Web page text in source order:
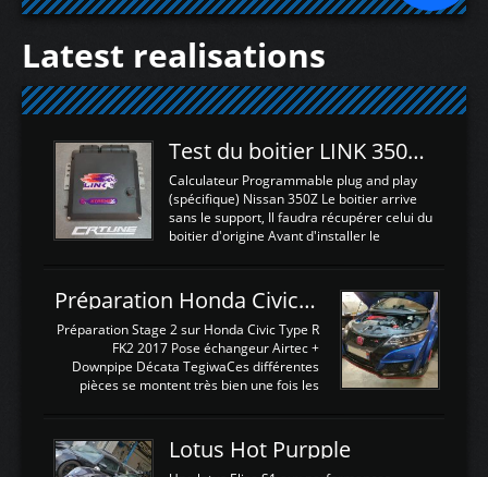
Latest realisations
Test du boitier LINK 350Z Plugin ECU
Calculateur Programmable plug and play
(spécifique) Nissan 350Z Le boitier arrive
sans le support, Il faudra récupérer celui du
boitier d'origine Avant d'installer le
d'envoyer l'information de la large bande
dans le boitier. sydney sweeney deepfake
La sortie 0-5V de l'afr sera connectée sur
l'entrée AN Volt 8 et GndAN pour
Analogique, et Volt car l'information est une
tension (Pas une résistance variable d'un
est temps de brancher le ...
Préparation Honda Civic Type R FK2
Préparation Stage 2 sur Honda Civic Type R
FK2 2017 Pose échangeur Airtec +
Downpipe Décata TegiwaCes différentes
pièces se montent très bien une fois les
légere découpe du plastique inferieur,
negénant en rien la structure ou le
Lotus Hot Purpple